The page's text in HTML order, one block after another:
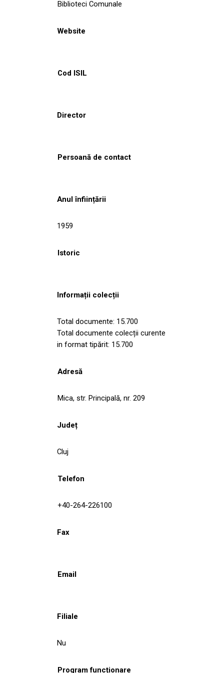
Biblioteci Comunale
Website
Cod ISIL
Director
Persoană de contact
Anul înființării
1959
Istoric
Informații colecții
Total documente: 15.700
Total documente colecții curente
in format tipărit: 15.700
Adresă
Mica, str. Principală, nr. 209
Județ
Cluj
Telefon
+40-264-226100
Fax
Email
Filiale
Nu
Program funcționare